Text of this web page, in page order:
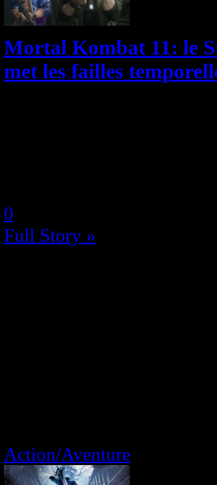
Mortal Kombat 11: le
met les failles
0
Full Story »
Action/Aventure